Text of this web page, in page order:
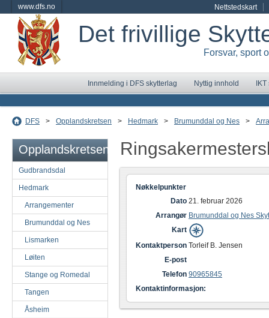
www.dfs.no Nettstedskart
Det frivillige
Forsvar, sport
Innmelding i DFS skytterlag Nyttig innhold
DFS > Opplandskretsen > Hedmark > Brumunddal og Nes >
Opplandskretsen
Gudbrandsdal
Hedmark
Arrangementer
Brumunddal og Nes
Lismarken
Løiten
Stange og Romedal
Tangen
Åsheim
Nøkkelpunkter
Dato 21. februar 2026
Arrangør Brumunddal og Nes
Kart
Kontaktperson Torleif B. Jensen
E-post
Telefon 90965845
Kontaktinformasjon: